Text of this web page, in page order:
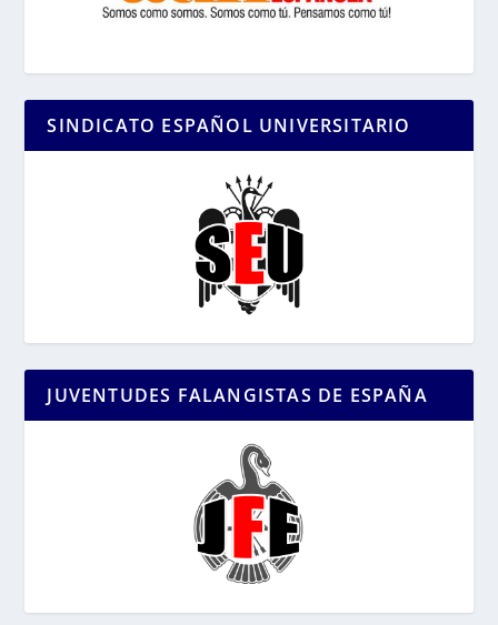
SINDICATO ESPAÑOL UNIVERSITARIO
JUVENTUDES FALANGISTAS DE ESPAÑA